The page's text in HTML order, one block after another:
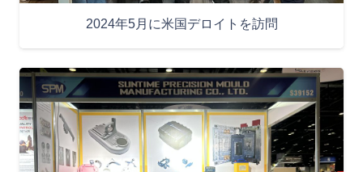
2024年5月に米国デロイトを訪問